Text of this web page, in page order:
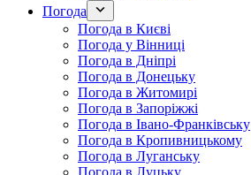
Погода
Погода в Києві
Погода у Вінниці
Погода в Дніпрі
Погода в Донецьку
Погода в Житомирі
Погода в Запоріжжі
Погода в Івано-Франківську
Погода в Кропивницькому
Погода в Луганську
Погода в Луцьку